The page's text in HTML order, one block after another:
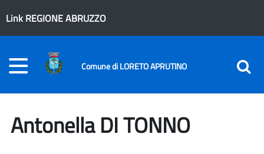
Link REGIONE ABRUZZO
Comune di LORETO APRUTINO
Antonella DI TONNO